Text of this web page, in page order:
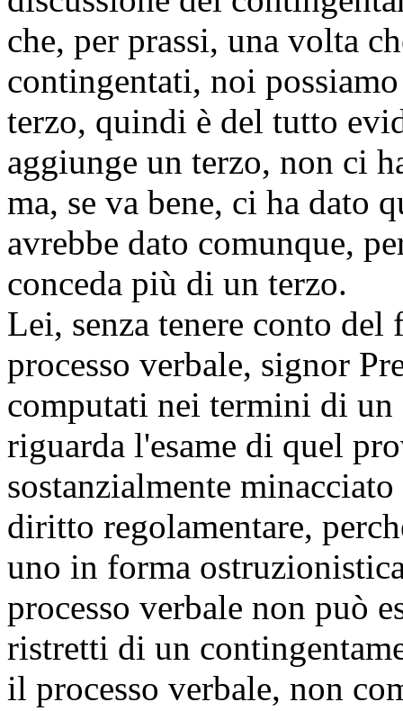
che, per prassi, una volta
contingentati, noi
terzo, quindi è del tutto
aggiunge un terzo, non ci
ma, se va bene, ci ha dato
avrebbe dato comunque,
conceda più di un terzo.
Lei, senza tenere conto
processo verbale, signor
computati nei termini di un
riguarda l'esame di quel
sostanzialmente
diritto regolamentare,
uno in forma
processo verbale non può
ristretti di un
il processo verbale, non